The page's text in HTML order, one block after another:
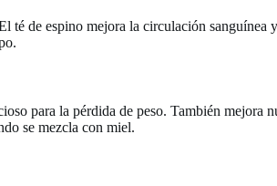
té de espino mejora la circulación sanguínea
para la pérdida de peso. También mejora
se mezcla con miel.